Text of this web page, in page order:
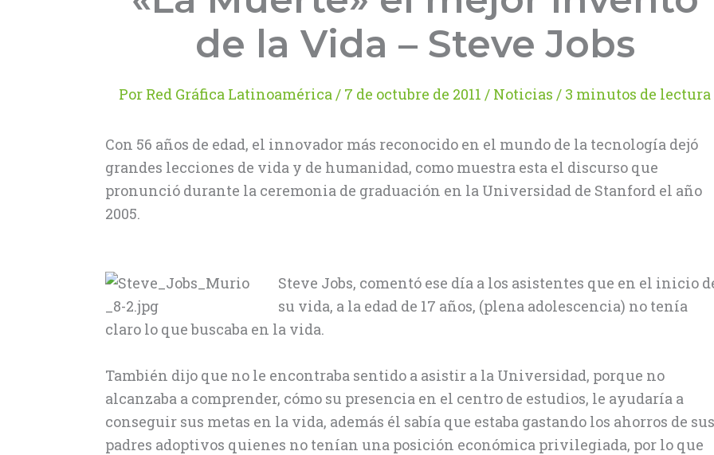
de la Vida – Steve Jobs
Por Red Gráfica Latinoamérica/ 7 de octubre de 2011/ Noticias / 3 minutos de lectura
Con 56 años de edad, el innovador más reconocido en el mundo de la tecnología dejó
grandes lecciones de vida y de humanidad, como muestra esta el discurso que
pronunció durante la ceremonia de graduación en la Universidad de Stanford el año
2005.
Steve Jobs, comentó ese día a los asistentes que en el inicio
su vida, a la edad de 17 años, (plena adolescencia) no tenía
claro lo que buscaba en la vida.
También dijo que no le encontraba sentido a asistir a la Universidad, porque no
alcanzaba a comprender, cómo su presencia en el centro de estudios, le ayudaría a
conseguir sus metas en la vida, además él sabía que estaba gastando los ahorros de sus
padres adoptivos quienes no tenían una posición económica privilegiada, por lo que